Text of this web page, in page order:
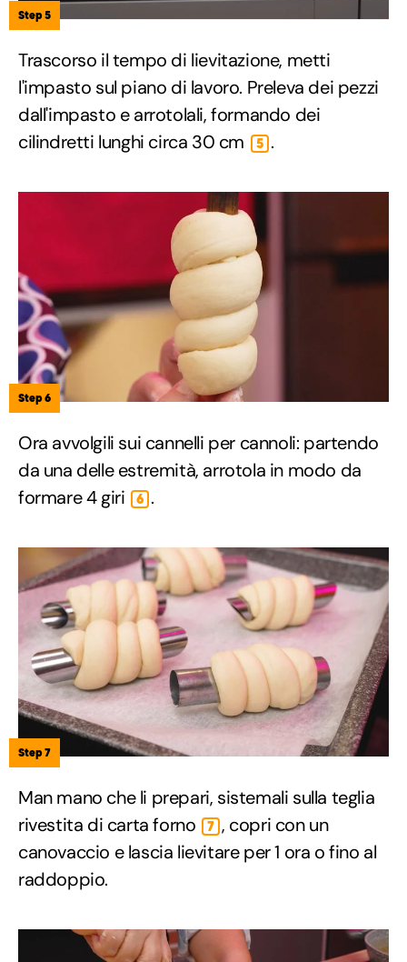
Step 5
Trascorso il tempo di lievitazione, metti
l'impasto sul piano di lavoro. Preleva dei pezzi
dall'impasto e arrotolali, formando dei
cilindretti lunghi circa 30 cm
5 .
Step 6
Ora avvolgili sui cannelli per cannoli: partendo
da una delle estremità, arrotola in modo da
formare 4 giri
6 .
Step 7
Man mano che li prepari, sistemali sulla teglia
rivestita di carta forno
7 , copri con un
canovaccio e lascia lievitare per 1 ora o fino al
raddoppio.